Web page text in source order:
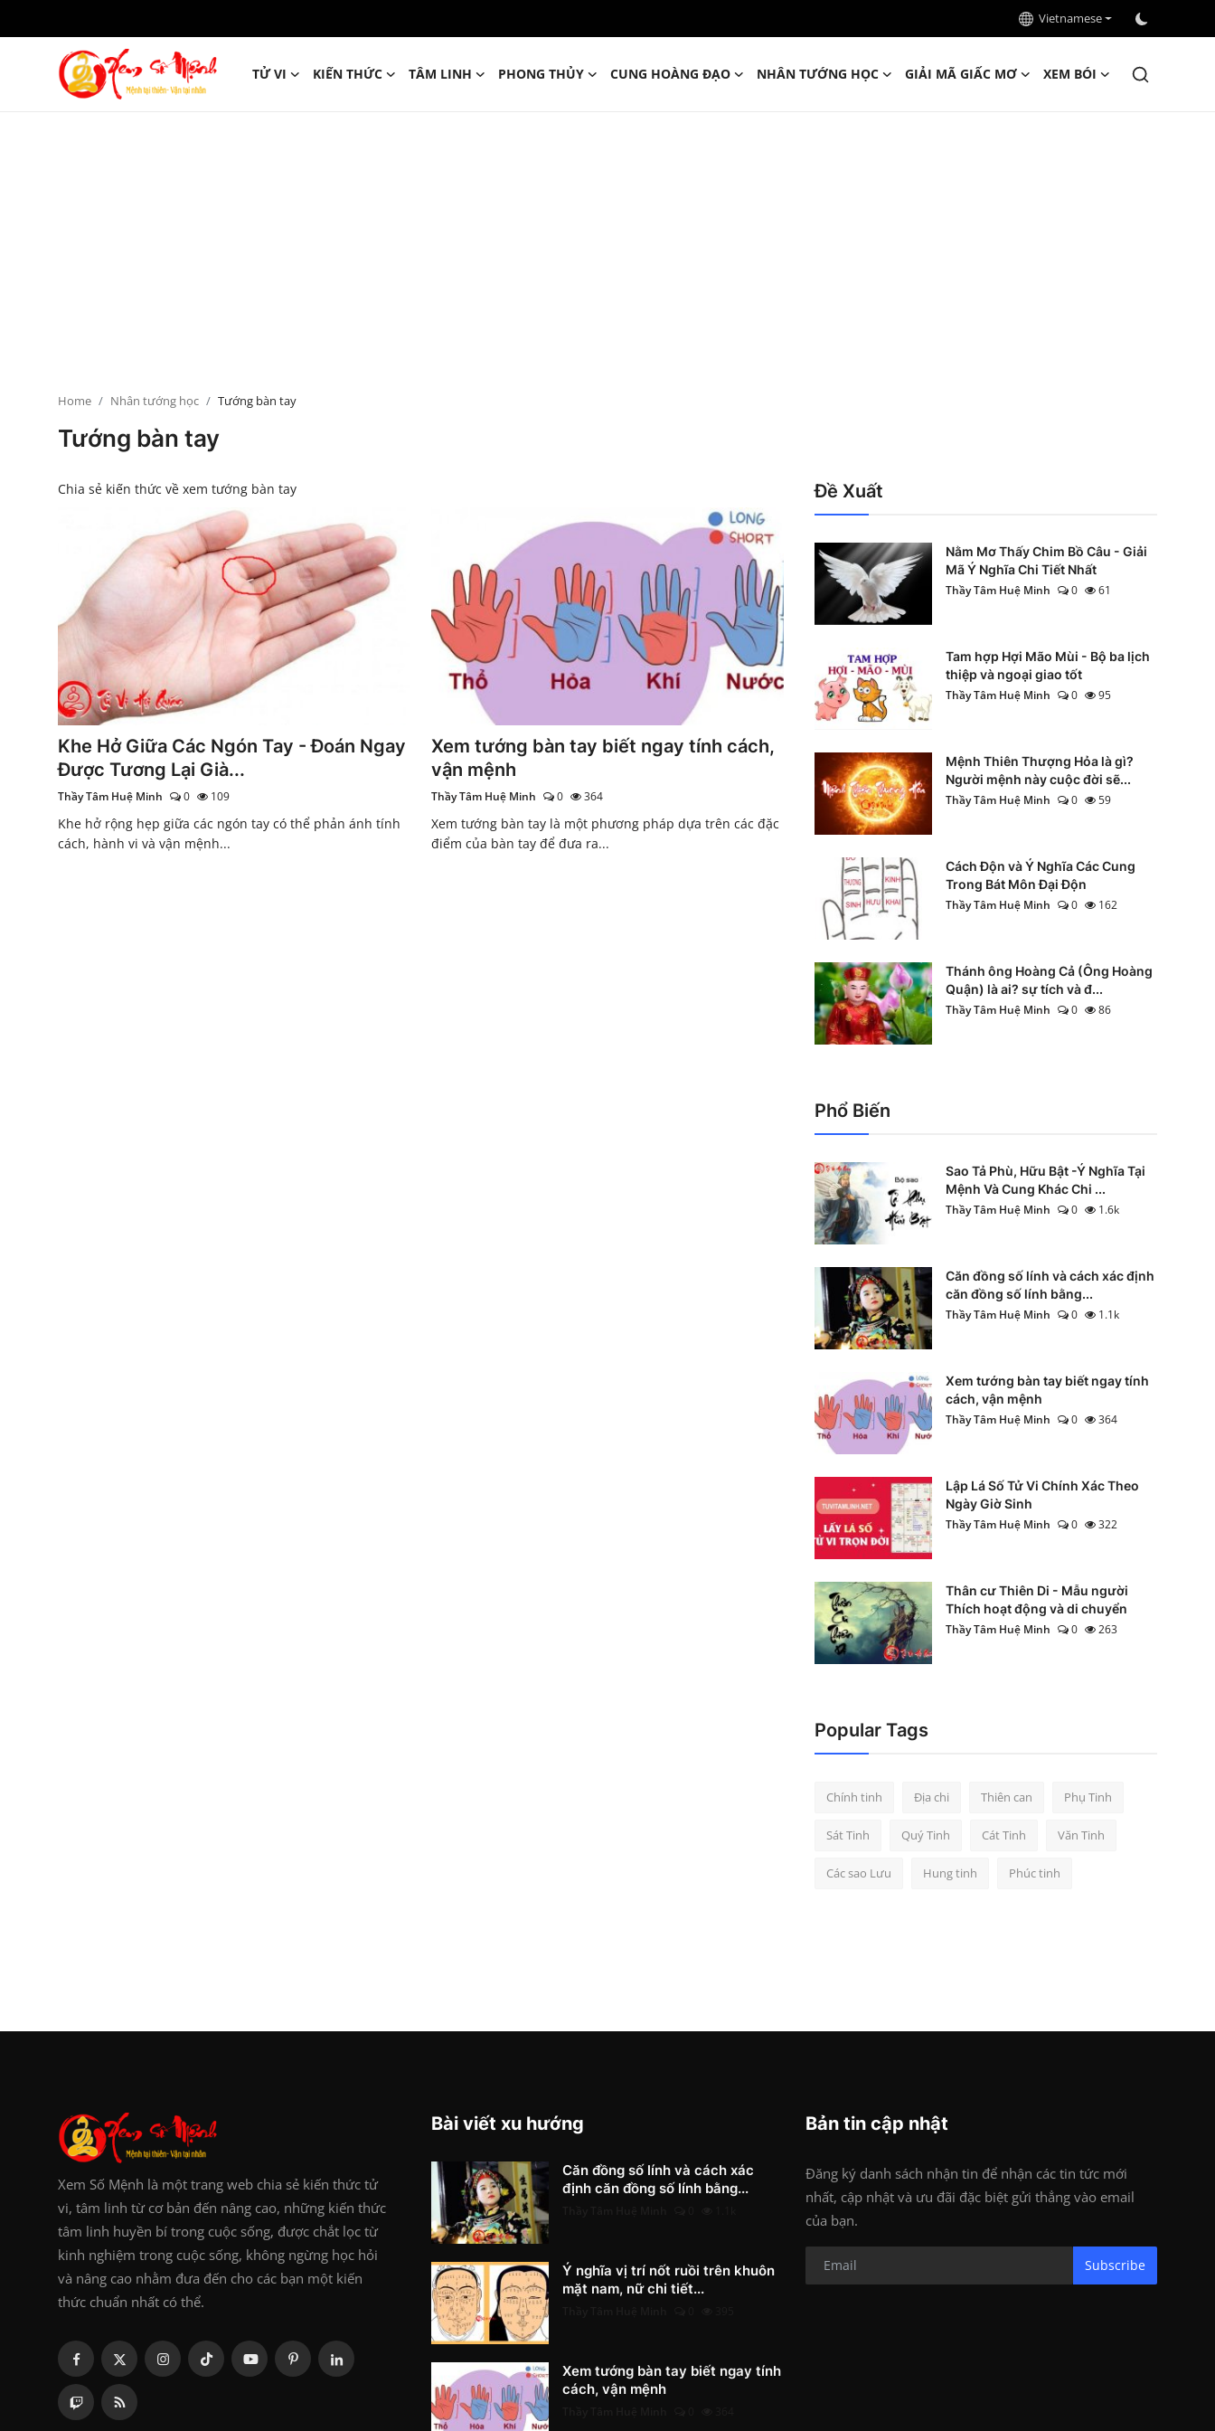
Vietnamese
TỬ VI KIẾN THỨC TÂM LINH PHONG THỦY CUNG HOÀNG ĐẠO NHÂN TƯỚNG HỌC GIẢI MÃ GIẤC MƠ XEM BÓI
Xem Bói
Vietnamese
Home Nhân tướng học Tướng bàn tay
Tướng bàn tay
Chia sẻ kiến thức về xem tướng bàn tay
Khe Hở Giữa Các Ngón Tay - Đoán Ngay
Được Tương Lại Già...
Thầy Tâm Huệ Minh 0 109
Khe hở rộng hẹp giữa các ngón tay có thể phản ánh tính
cách, hành vi và vận mệnh...
Xem tướng bàn tay biết ngay tính cách,
vận mệnh
Thầy Tâm Huệ Minh 0 364
Xem tướng bàn tay là một phương pháp dựa trên các đặc
điểm của bàn tay để đưa ra...
Đề Xuất
Nằm Mơ Thấy Chim Bồ Câu - Giải
Mã Ý Nghĩa Chi Tiết Nhất
Thầy Tâm Huệ Minh
0 61
Tam hợp Hợi Mão Mùi - Bộ ba lịch
thiệp và ngoại giao tốt
Thầy Tâm Huệ Minh
0 95
Mệnh Thiên Thượng Hỏa là gì?
Người mệnh này cuộc đời sẽ...
Thầy Tâm Huệ Minh
0 59
Cách Độn và Ý Nghĩa Các Cung
Trong Bát Môn Đại Độn
Thầy Tâm Huệ Minh
0 162
Thánh ông Hoàng Cả (Ông Hoàng
Quận) là ai? sự tích và đ...
Thầy Tâm Huệ Minh
0 86
Phổ Biến
Sao Tả Phù, Hữu Bật -Ý Nghĩa Tại
Mệnh Và Cung Khác Chi ...
Thầy Tâm Huệ Minh
0 1.6k
Căn đồng số lính và cách xác định
căn đồng số lính bằng...
Thầy Tâm Huệ Minh
0 1.1k
Xem tướng bàn tay biết ngay tính
cách, vận mệnh
Thầy Tâm Huệ Minh
0 364
Lập Lá Số Tử Vi Chính Xác Theo
Ngày Giờ Sinh
Thầy Tâm Huệ Minh
0 322
Thân cư Thiên Di - Mẫu người
Thích hoạt động và di chuyển
Thầy Tâm Huệ Minh
0 263
Popular Tags
Chính tinh Địa chi Thiên can Phụ Tinh
Sát Tinh Quý Tinh Cát Tinh Văn Tinh
Các sao Lưu Hung tinh Phúc tinh
Xem Số Mệnh là một trang web chia sẻ kiến thức tử
vi, tâm linh từ cơ bản đến nâng cao, những kiến thức
tâm linh huyền bí trong cuộc sống, được chắt lọc từ
kinh nghiệm trong cuộc sống, không ngừng học hỏi
và nâng cao nhằm đưa đến cho các bạn một kiến
thức chuẩn nhất có thể.
Bài viết xu hướng
Căn đồng số lính và cách xác
định căn đồng số lính bằng...
Ý nghĩa vị trí nốt ruồi trên khuôn
mặt nam, nữ chi tiết...
Xem tướng bàn tay biết ngay tính
cách, vận mệnh
Bản tin cập nhật
Đăng ký danh sách nhận tin để nhận các tin tức mới
nhất, cập nhật và ưu đãi đặc biệt gửi thẳng vào email
của bạn.
Subscribe